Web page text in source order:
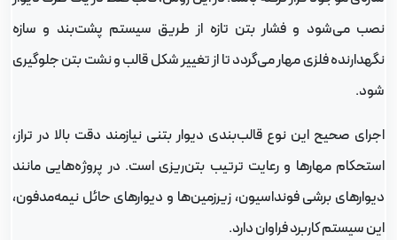
می‌شود و فشار بتن تازه از طریق سیستم پشت‌بند و سازه
فلزی مهار می‌گردد تا از تغییر شکل قالب و نشت بتن جلوگیری
صحیح این نوع قالب‌بندی دیوار بتنی نیازمند دقت بالا در تراز،
مهارها و رعایت ترتیب بتن‌ریزی است. در پروژه‌هایی مانند
برشی فونداسیون، زیرزمین‌ها و دیوارهای حائل نیمه‌مدفون،
سیستم کاربرد فراوان دارد.